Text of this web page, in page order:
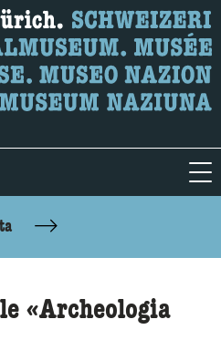
della pagina.
«Archeologia